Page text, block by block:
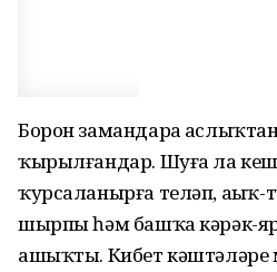
Борон замандарҙа
ҡырылғандар. Шуға ла
ҡурсаланырға теләп,
шырпы һәм башҡа кәрәк-
ашыҡты. Кибет